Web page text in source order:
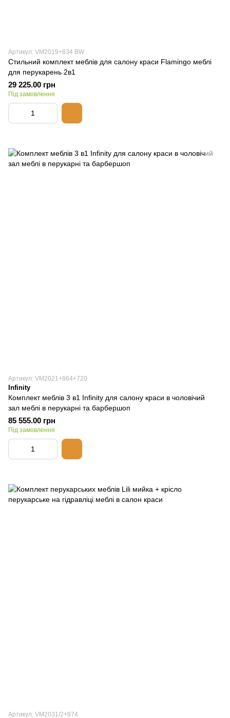
Артикул: VM2019+834 BW
Стильний комплект меблів для салону краси Flamingo меблі
для перукарень 2в1
29 225.00 грн
Під замовлення
Артикул: VM2021+864+720
Infinity
Комплект меблів 3 в1 Infinity для салону краси в чоловічий
зал меблі в перукарні та барбершоп
85 555.00 грн
Під замовлення
Артикул: VM2031/2+874